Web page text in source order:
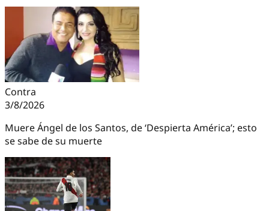
Contra
3/8/2026
Muere Ángel de los Santos, de ‘Despierta América’; esto
se sabe de su muerte